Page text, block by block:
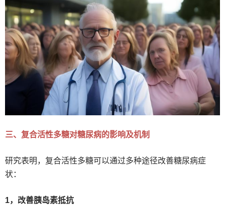
三、复合活性多糖对糖尿病的影响及机制
研究表明，复合活性多糖可以通过多种途径改善糖尿病症
状：
1，改善胰岛素抵抗